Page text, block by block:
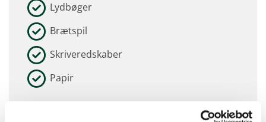
Lydbøger
Brætspil
Skriveredskaber
Papir